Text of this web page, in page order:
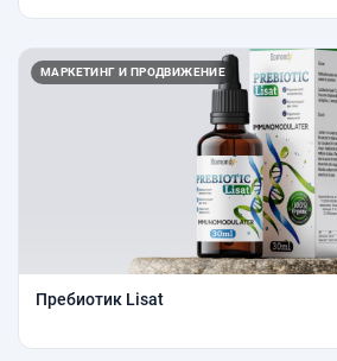
МАРКЕТИНГ И ПРОДВИЖЕНИЕ
Пребиотик Lisat